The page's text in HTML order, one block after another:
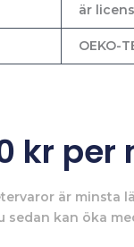
är
OEKO-
kr per
är minsta
sedan kan öka